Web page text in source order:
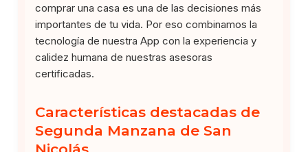
comprar una casa es una de las decisiones más
importantes de tu vida. Por eso combinamos la
tecnología de nuestra App con la experiencia y
calidez humana de nuestras asesoras
certificadas.
Características destacadas de
Segunda Manzana de San